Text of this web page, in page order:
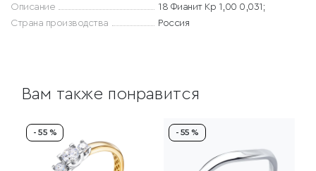
Описание
18 Фианит Кр 1,00 0,031;
Страна производства
Россия
Вам также понравится
- 55 % - 55 %